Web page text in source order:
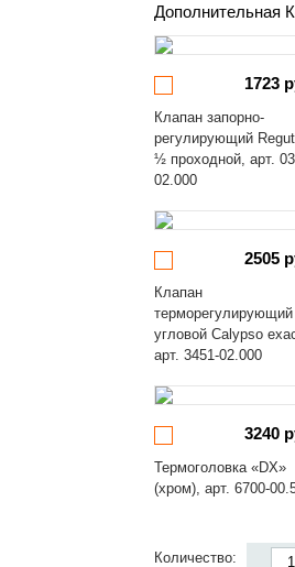
Дополнительная
1723
Клапан запорно-
регулирующий
½ проходной, арт.
02.000
2505
Клапан
терморегулирующий
угловой Calypso
арт. 3451-02.000
3240
Термоголовка «DX»
(хром), арт. 6700-
Количество: